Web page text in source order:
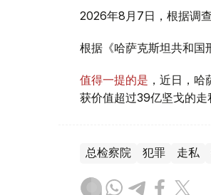
2026年8月7日，根据调
根据《哈萨克斯坦共和国
值得一提的是 ，近日，
获价值超过39亿坚戈的走
总检察院 犯罪 走私